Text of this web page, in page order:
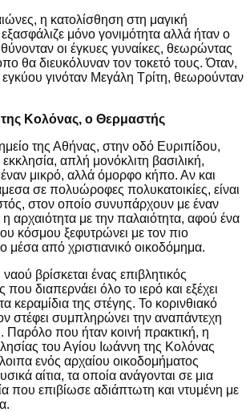
η κατολίσθηση στη μαγική
μόνο γονιμότητα αλλά ήταν ο
οι έγκυες γυναίκες, θεωρώντας
θα διευκόλυναν τον τοκετό τους. Όταν,
εγκύου γινόταν Μεγάλη Τρίτη, θεωρούνταν
Κολόνας, ο Θερμαστής
της Αθήνας, στην οδό Ευριπίδου,
απλή μονόκλιτη βασιλική,
μικρό, αλλά όμορφο κήπο. Αν και
σε πολυώροφες πολυκατοικίες, είναι
στον οποίο συνυπάρχουν με έναν
αρχαιότητα με την παλαιότητα, αφού ένα
κόσμου ξεφυτρώνει με τον πιο
μέσα από χριστιανικό οικοδόμημα.
βρίσκεται ένας επιβλητικός
που διαπερνάει όλο το ιερό και εξέχει
κεραμίδια της στέγης. Το κορινθιακό
στέφει συμπληρώνει την αναπάντεχη
Παρόλο που ήταν κοινή πρακτική, η
του Αγίου Ιωάννη της Κολόνας
ενός αρχαίου οικοδομήματος
αίτια, τα οποία ανάγονται σε μια
που επιβίωσε αδιάπτωτη και ντυμένη με